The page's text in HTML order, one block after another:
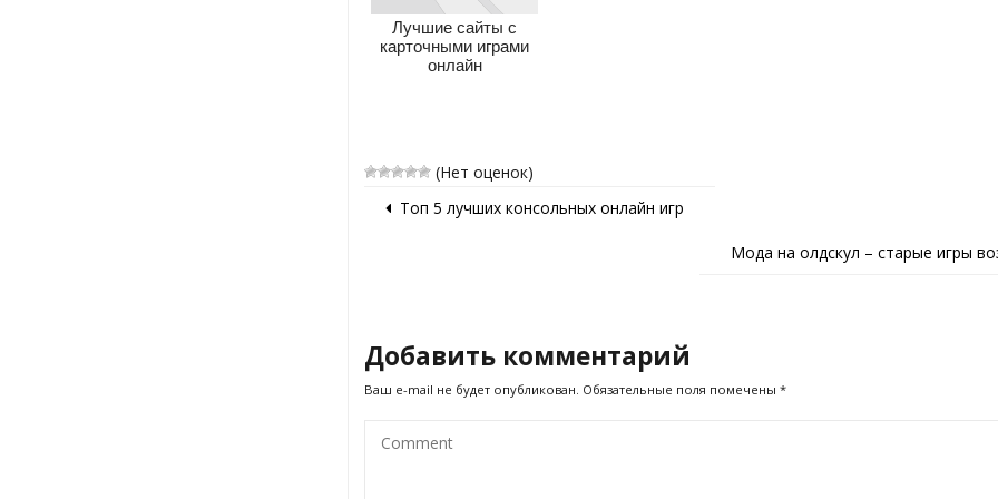
Лучшие сайты с
карточными играми
онлайн
(Нет оценок)
Топ 5 лучших консольных онлайн игр
Мода на олдскул – старые игры
Добавить комментарий
Ваш e-mail не будет опубликован. Обязательные поля помечены*